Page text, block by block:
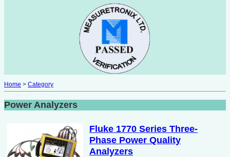
Home > Category
Power Analyzers
Fluke 1770 Series Three-
Phase Power Quality
Analyzers